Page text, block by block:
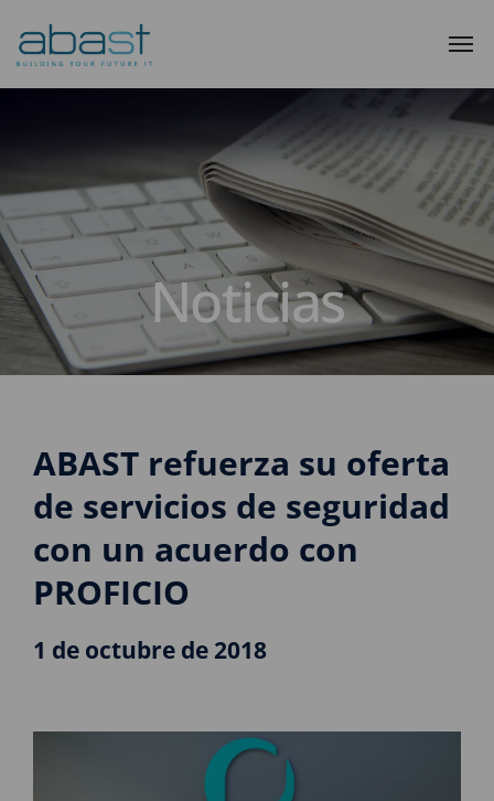
Noticias
ABAST refuerza su oferta
de servicios de seguridad
con un acuerdo con
PROFICIO
1 de octubre de 2018